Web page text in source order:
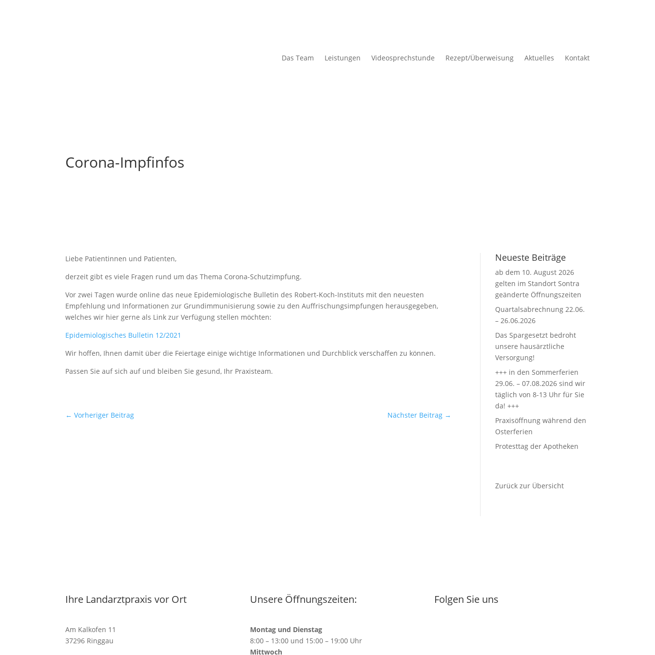
Das Team Leistungen Videosprechstunde Rezept/Überweisung Aktuelles Kontakt
Corona-Impfinfos
Liebe Patientinnen und Patienten,
derzeit gibt es viele Fragen rund um das Thema Corona-Schutzimpfung.
Vor zwei Tagen wurde online das neue Epidemiologische Bulletin des Robert-Koch-Instituts mit den neuesten
Empfehlung und Informationen zur Grundimmunisierung sowie zu den Auffrischungsimpfungen herausgegeben,
welches wir hier gerne als Link zur Verfügung stellen möchten:
Epidemiologisches Bulletin 12/2021
Wir hoffen, Ihnen damit über die Feiertage einige wichtige Informationen und Durchblick verschaffen zu können.
Passen Sie auf sich auf und bleiben Sie gesund, Ihr Praxisteam.
←Vorheriger Beitrag Nächster Beitrag →
Neueste Beiträge
ab dem 10. August 2026
gelten im Standort Sontra
geänderte Öffnungszeiten
Quartalsabrechnung 22.06.
– 26.06.2026
Das Spargesetzt bedroht
unsere hausärztliche
Versorgung!
+++ in den Sommerferien
29.06. – 07.08.2026 sind wir
täglich von 8-13 Uhr für Sie
da! +++
Praxisöffnung während den
Osterferien
Protesttag der Apotheken
Zurück zur Übersicht
Ihre Landarztpraxis vor Ort
Am Kalkofen 11
37296 Ringgau
Unsere Öffnungszeiten:
Montag und Dienstag
8:00 – 13:00 und 15:00 – 19:00 Uhr
Mittwoch
Folgen Sie uns